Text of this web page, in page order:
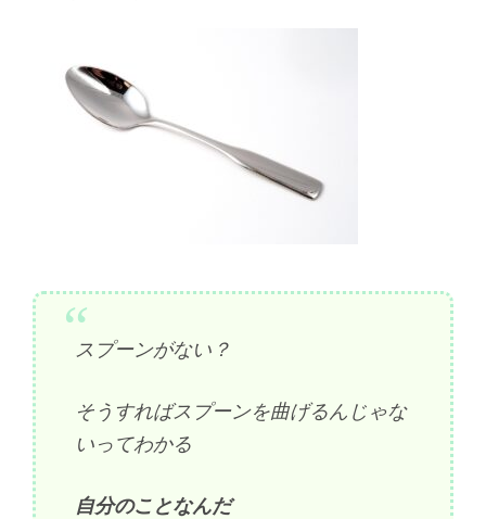
スプーンがない？
そうすればスプーンを曲げるんじゃな
いってわかる
自分のことなんだ